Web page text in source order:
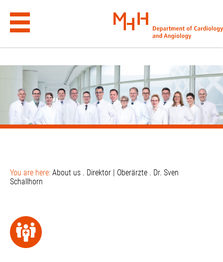
DR. SVEN SCHALLHORN – MHH
color: #e9e9e9 !important; }
content
You are here: About us . Direktor | Oberärzte . Dr. Sven
Schallhorn